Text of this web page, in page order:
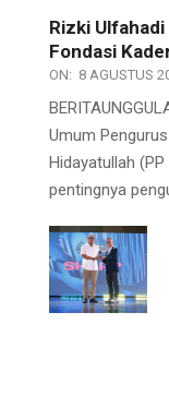
Rizki
Fondasi
ON: 8 AGUSTUS
Umum
Hidayatullah
pentingnya